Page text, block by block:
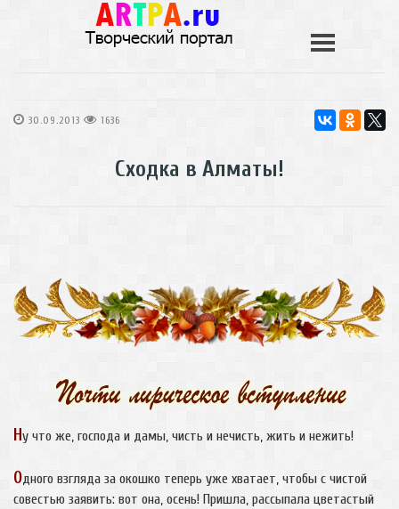
30.09.2013 1636
Сходка в Алматы!
Ну что же, господа и дамы, чисть и нечисть, жить и нежить!
Одного взгляда за окошко теперь уже хватает, чтобы с чистой
совестью заявить: вот она, осень! Пришла, рассыпала цветастый